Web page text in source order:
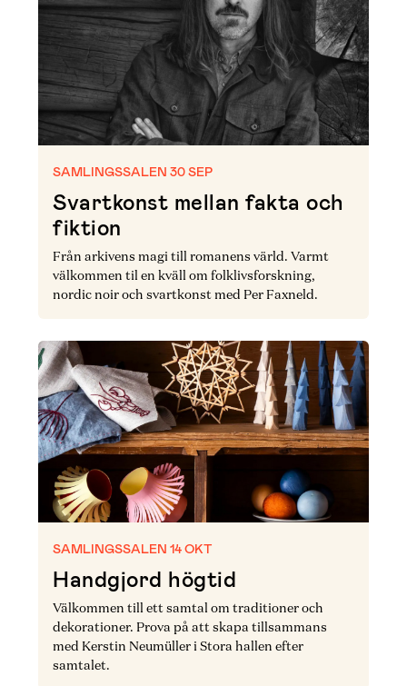
SAMLINGSSALEN 30 SEP
Svartkonst mellan fakta och
fiktion
Från arkivens magi till romanens värld. Varmt
välkommen til en kväll om folklivsforskning,
nordic noir och svartkonst med Per Faxneld.
SAMLINGSSALEN 14 OKT
Handgjord högtid
Välkommen till ett samtal om traditioner och
dekorationer. Prova på att skapa tillsammans
med Kerstin Neumüller i Stora hallen efter
samtalet.